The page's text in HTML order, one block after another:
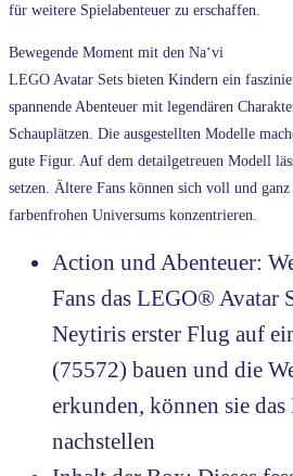
für weitere Spielabenteuer zu erschaffen.
Bewegende Moment mit den Na‘vi
LEGO Avatar Sets bieten Kindern ein
spannende Abenteuer mit legendären
Schauplätzen. Die ausgestellten Modelle
gute Figur. Auf dem detailgetreuen Modell
setzen. Ältere Fans können sich voll und ganz
farbenfrohen Universums konzentrieren.
Action und Abenteuer:
Fans das LEGO® Avatar
Neytiris erster Flug auf
(75572) bauen und die
erkunden, können sie
nachstellen